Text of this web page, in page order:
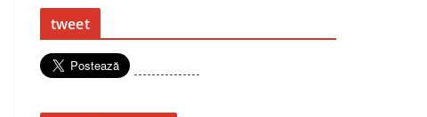
tweet
---------------